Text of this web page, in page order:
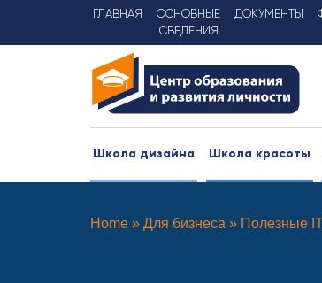
ГЛАВНАЯ
ОСНОВНЫЕ
СВЕДЕНИЯ
ДОКУМЕНТЫ
Школа дизайна Школа красоты
Home » Для бизнеса » Полезные